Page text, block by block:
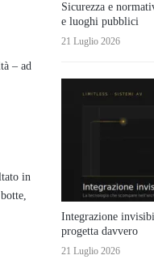
– ad
in
Sicurezza e
e luoghi pubblici
21 Luglio 2026
Integrazione
progetta davvero
21 Luglio 2026